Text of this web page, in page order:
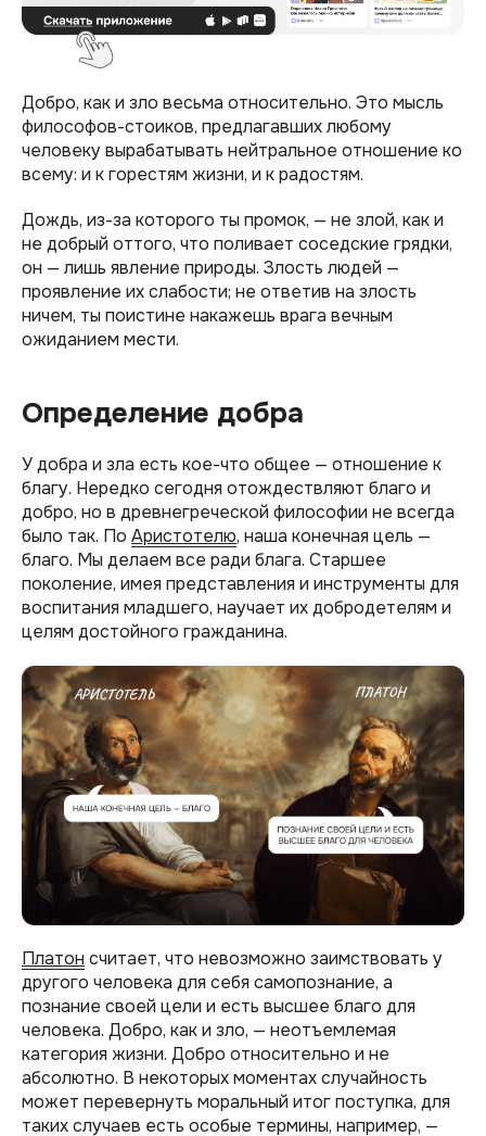
Добро, как и зло весьма относительно. Это мысль
философов-стоиков, предлагавших любому
человеку вырабатывать нейтральное отношение ко
всему: и к горестям жизни, и к радостям.
Дождь, из-за которого ты промок, — не злой, как и
не добрый оттого, что поливает соседские грядки,
он — лишь явление природы. Злость людей —
проявление их слабости; не ответив на злость
ничем, ты поистине накажешь врага вечным
ожиданием мести.
Определение добра
У добра и зла есть кое-что общее — отношение к
благу. Нередко сегодня отождествляют благо и
добро, но в древнегреческой философии не всегда
было так. По Аристотелю, наша конечная цель —
благо. Мы делаем все ради блага. Старшее
поколение, имея представления и инструменты для
воспитания младшего, научает их добродетелям и
целям достойного гражданина.
Платон считает, что невозможно заимствовать у
другого человека для себя самопознание, а
познание своей цели и есть высшее благо для
человека. Добро, как и зло, — неотъемлемая
категория жизни. Добро относительно и не
абсолютно. В некоторых моментах случайность
может перевернуть моральный итог поступка, для
таких случаев есть особые термины, например, —